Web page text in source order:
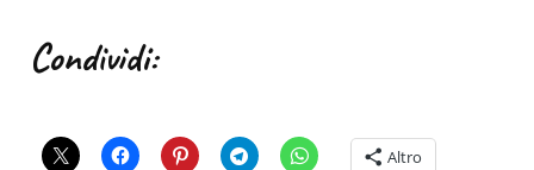
Condividi:
Altro